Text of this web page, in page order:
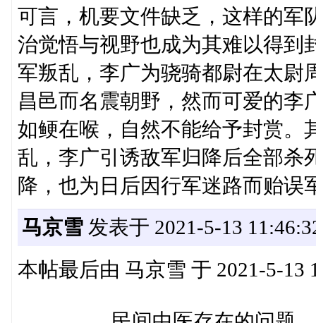
可言，机要文件缺乏，这样的
治觉悟与视野也成为其难以得到
军叛乱，李广为骁骑都尉在太尉
昌邑而名震朝野，然而可爱的李
如鲠在喉，自然不能给予封赏。
乱，李广引诱敌军归降后全部杀
降，也为日后因行军迷路而贻误
马京雪发表于 2021-5-13
本帖最后由 马京雪 于 2021-5-13